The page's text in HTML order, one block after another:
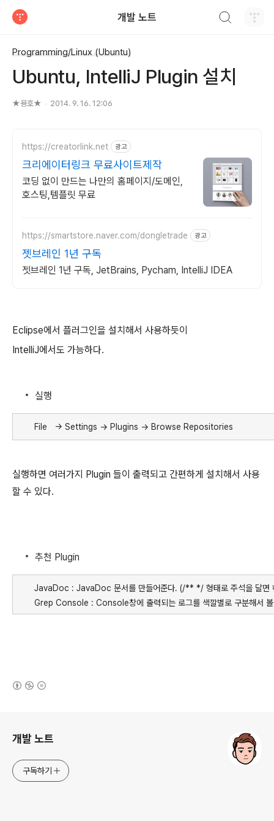
개발 노트
Programming/Linux (Ubuntu)
Ubuntu, IntelliJ Plugin 설치
★용호★ 2014. 9. 16. 12:06
https://creatorlink.net 광고
크리에이터링크 무료사이트제작
코딩 없이 만드는 나만의 홈페이지/도메인,
호스팅,템플릿 무료
https://smartstore.naver.com/dongletrade 광고
젯브레인 1년 구독
젯브레인 1년 구독, JetBrains, Pycham, IntelliJ IDEA
Eclipse에서 플러그인을 설치해서 사용하듯이
IntelliJ에서도 가능하다.
실행
File → Settings → Plugins → Browse Repositories
실행하면 여러가지 Plugin 들이 출력되고 간편하게 설치해서 사용
할 수 있다.
추천 Plugin
JavaDoc : JavaDoc 문서를 만들어준다. (/** */ 형태로 주석을 달면
Grep Console : Console창에 출력되는 로그를 색깔별로 구분해서
개발 노트
구독하기